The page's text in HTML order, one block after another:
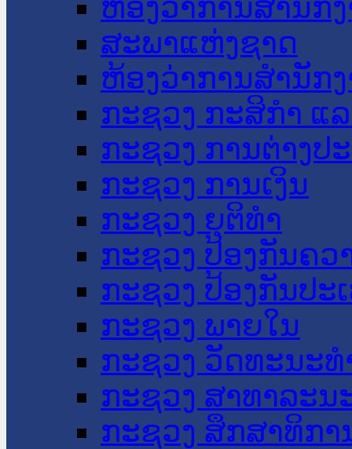
ຫ້ອງວ່າການສໍານັກ
ສະພາແຫ່ງຊາດ
ຫ້ອງວ່າການສຳນັກ
ກະຊວງ ກະສິກຳ ແ
ກະຊວງ ການຕ່າງປ
ກະຊວງ ການເງິນ
ກະຊວງ ຍຸຕິທໍາ
ກະຊວງ ປ້ອງກັນຄວ
ກະຊວງ ປ້ອງກັນປະ
ກະຊວງ ພາຍໃນ
ກະຊວງ ວັດທະນະ
ກະຊວງ ສາທາລະນ
ກະຊວງ ສຶກສາທິກາ